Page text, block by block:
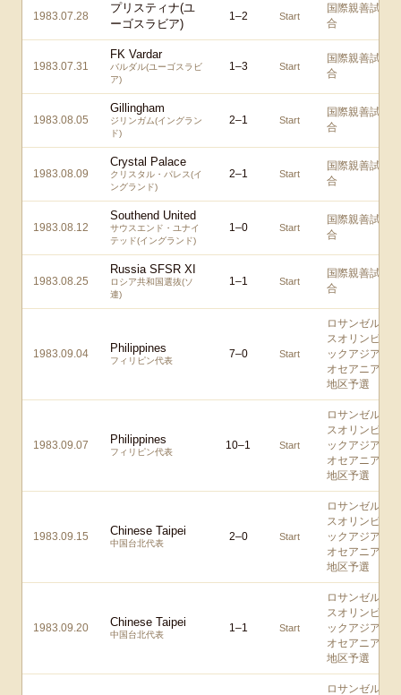
1983.07.28
プリスティナ(ユ
ーゴスラビア)
1–2 Start
国際親善試
合
1983.07.31
FK Vardar
バルダル(ユーゴスラビ
ア)
1–3 Start
国際親善試
合
1983.08.05
Gillingham
ジリンガム(イングラン
ド)
2–1 Start
国際親善試
合
1983.08.09
Crystal Palace
クリスタル・パレス(イ
ングランド)
2–1 Start
国際親善試
合
1983.08.12
Southend United
サウスエンド・ユナイ
テッド(イングランド)
1–0 Start
国際親善試
合
1983.08.25
Russia SFSR XI
ロシア共和国選抜(ソ
連)
1–1 Start
国際親善試
合
1983.09.04 Philippines
フィリピン代表
7–0 Start
ロサンゼル
スオリンピ
ックアジア/
オセアニア
地区予選
1983.09.07 Philippines
フィリピン代表
10–1 Start
ロサンゼル
スオリンピ
ックアジア/
オセアニア
地区予選
1983.09.15 Chinese Taipei
中国台北代表
2–0 Start
ロサンゼル
スオリンピ
ックアジア/
オセアニア
地区予選
1983.09.20 Chinese Taipei
中国台北代表
1–1 Start
ロサンゼル
スオリンピ
ックアジア/
オセアニア
地区予選
ロサンゼル